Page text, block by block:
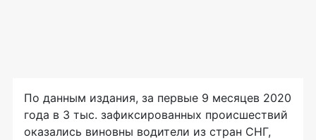
По данным издания, за первые 9 месяцев 2020
года в 3 тыс. зафиксированных происшествий
оказались виновны водители из стран СНГ,